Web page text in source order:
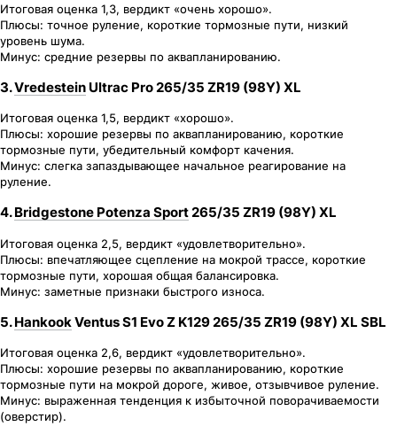
Итоговая оценка 1,3, вердикт «очень хорошо».
Плюсы: точное руление, короткие тормозные пути, низкий
уровень шума.
Минус: средние резервы по аквапланированию.
3.Vredestein Ultrac Pro 265/35 ZR19 (98Y) XL
Итоговая оценка 1,5, вердикт «хорошо».
Плюсы: хорошие резервы по аквапланированию, короткие
тормозные пути, убедительный комфорт качения.
Минус: слегка запаздывающее начальное реагирование на
руление.
4.Bridgestone Potenza Sport265/35 ZR19 (98Y) XL
Итоговая оценка 2,5, вердикт «удовлетворительно».
Плюсы: впечатляющее сцепление на мокрой трассе, короткие
тормозные пути, хорошая общая балансировка.
Минус: заметные признаки быстрого износа.
5.Hankook Ventus S1 Evo Z K129 265/35 ZR19 (98Y) XL SBL
Итоговая оценка 2,6, вердикт «удовлетворительно».
Плюсы: хорошие резервы по аквапланированию, короткие
тормозные пути на мокрой дороге, живое, отзывчивое руление.
Минус: выраженная тенденция к избыточной поворачиваемости
(оверстир).